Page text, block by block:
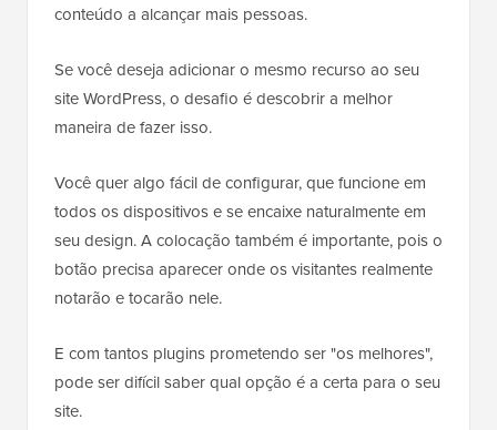
conteúdo a alcançar mais pessoas.
Se você deseja adicionar o mesmo recurso ao seu
site WordPress, o desafio é descobrir a melhor
maneira de fazer isso.
Você quer algo fácil de configurar, que funcione em
todos os dispositivos e se encaixe naturalmente em
seu design. A colocação também é importante, pois o
botão precisa aparecer onde os visitantes realmente
notarão e tocarão nele.
E com tantos plugins prometendo ser "os melhores",
pode ser difícil saber qual opção é a certa para o seu
site.